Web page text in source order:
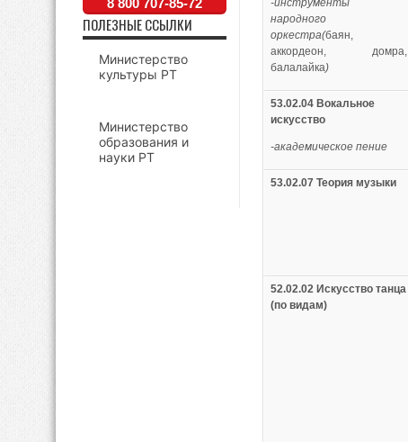
-инструменты
народного
оркестра(баян,
аккордеон, домра,
балалайка)
53.02.04 Вокальное
искусство
-академическое пение
53.02.07 Теория музыки
52.02.02 Искусство танца
(по видам)
8 800 707-85-72
ПОЛЕЗНЫЕ ССЫЛКИ
Министерство
культуры РТ
Министерство
образования и
науки РТ